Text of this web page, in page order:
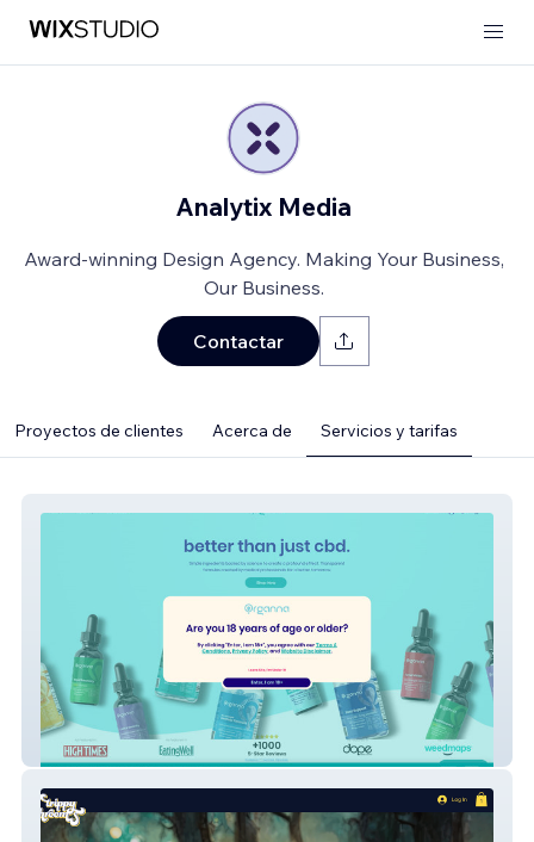
Analytix Media
Award-winning Design Agency. Making Your Business,
Our Business.
Contactar
Proyectos de clientes Acerca de Servicios y tarifas
OrgannaCBD